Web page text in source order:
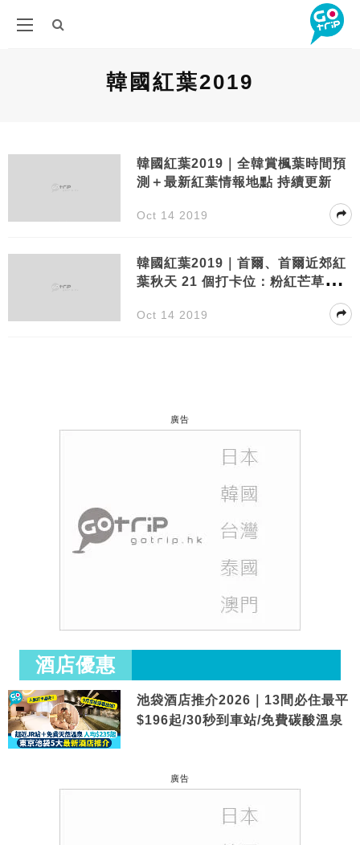
韓國紅葉2019
韓國紅葉2019｜全韓賞楓葉時間預
測＋最新紅葉情報地點 持續更新
Oct 14 2019
韓國紅葉2019｜首爾、首爾近郊紅
葉秋天 21 個打卡位：粉紅芒草、銀
Oct 14 2019
廣告
酒店優惠
池袋酒店推介2026｜13間必住最平
$196起/30秒到車站/免費碳酸溫泉
廣告